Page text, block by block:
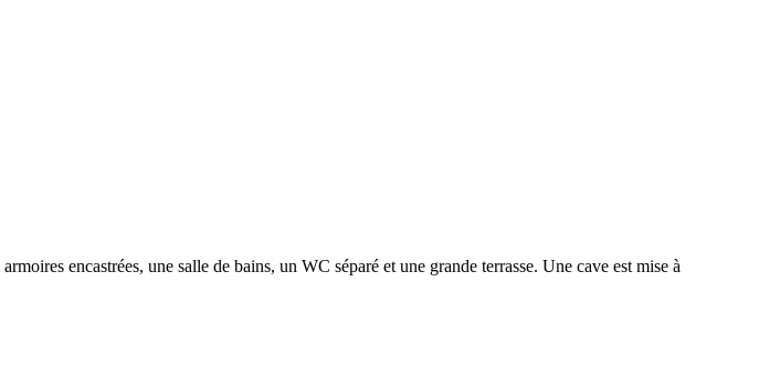
encastrées, une salle de bains, un WC séparé et une grande terrasse. Une cave est mise à